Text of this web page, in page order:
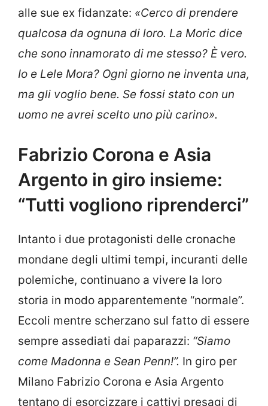
alle sue ex fidanzate: «Cerco di prendere
qualcosa da ognuna di loro. La Moric dice
che sono innamorato di me stesso? È vero.
Io e Lele Mora? Ogni giorno ne inventa una,
ma gli voglio bene. Se fossi stato con un
uomo ne avrei scelto uno più carino».
Fabrizio Corona e Asia
Argento in giro insieme:
“Tutti vogliono riprenderci”
Intanto i due protagonisti delle cronache
mondane degli ultimi tempi, incuranti delle
polemiche, continuano a vivere la loro
storia in modo apparentemente “normale”.
Eccoli mentre scherzano sul fatto di essere
sempre assediati dai paparazzi: “Siamo
come Madonna e Sean Penn!”. In giro per
Milano Fabrizio Corona e Asia Argento
tentano di esorcizzare i cattivi presagi di